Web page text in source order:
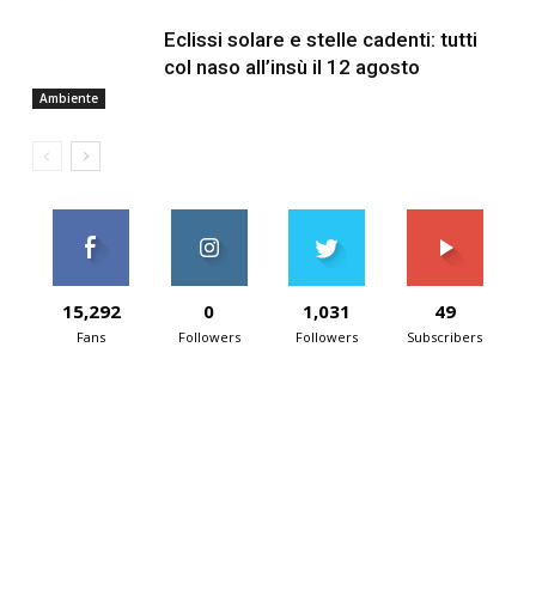
Ambiente
Eclissi solare e stelle cadenti: tutti
col naso all’insù il 12 agosto
15,292
Fans
0
Followers
1,031
Followers
49
Subscribers